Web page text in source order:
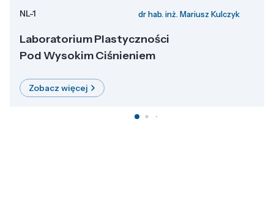
NL-1 dr hab. inż. Mariusz Kulczyk
Laboratorium Plastyczności
Pod Wysokim Ciśnieniem
Zobacz więcej